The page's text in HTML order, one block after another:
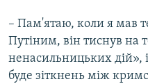
– Пам'ятаю, коли я мав
Путіним, він тиснув
ненасильницьких дій»,
буде зіткнень між